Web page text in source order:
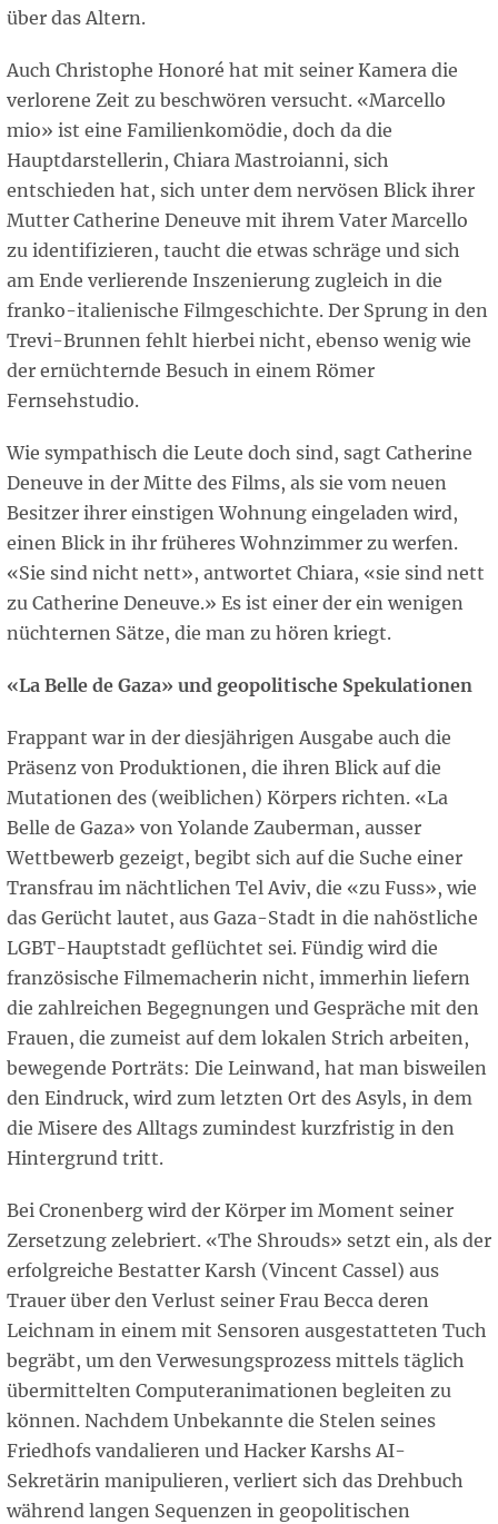
über das Altern.
Auch Christophe Honoré hat mit seiner Kamera die
verlorene Zeit zu beschwören versucht. «Marcello
mio» ist eine Familienkomödie, doch da die
Hauptdarstellerin, Chiara Mastroianni, sich
entschieden hat, sich unter dem nervösen Blick ihrer
Mutter Catherine Deneuve mit ihrem Vater Marcello
zu identifizieren, taucht die etwas schräge und sich
am Ende verlierende Inszenierung zugleich in die
franko-italienische Filmgeschichte. Der Sprung in den
Trevi-Brunnen fehlt hierbei nicht, ebenso wenig wie
der ernüchternde Besuch in einem Römer
Fernsehstudio.
Wie sympathisch die Leute doch sind, sagt Catherine
Deneuve in der Mitte des Films, als sie vom neuen
Besitzer ihrer einstigen Wohnung eingeladen wird,
einen Blick in ihr früheres Wohnzimmer zu werfen.
«Sie sind nicht nett», antwortet Chiara, «sie sind nett
zu Catherine Deneuve.» Es ist einer der ein wenigen
nüchternen Sätze, die man zu hören kriegt.
«La Belle de Gaza» und geopolitische Spekulationen
Frappant war in der diesjährigen Ausgabe auch die
Präsenz von Produktionen, die ihren Blick auf die
Mutationen des (weiblichen) Körpers richten. «La
Belle de Gaza» von Yolande Zauberman, ausser
Wettbewerb gezeigt, begibt sich auf die Suche einer
Transfrau im nächtlichen Tel Aviv, die «zu Fuss», wie
das Gerücht lautet, aus Gaza-Stadt in die nahöstliche
LGBT-Hauptstadt geflüchtet sei. Fündig wird die
französische Filmemacherin nicht, immerhin liefern
die zahlreichen Begegnungen und Gespräche mit den
Frauen, die zumeist auf dem lokalen Strich arbeiten,
bewegende Porträts: Die Leinwand, hat man bisweilen
den Eindruck, wird zum letzten Ort des Asyls, in dem
die Misere des Alltags zumindest kurzfristig in den
Hintergrund tritt.
Bei Cronenberg wird der Körper im Moment seiner
Zersetzung zelebriert. «The Shrouds» setzt ein, als der
erfolgreiche Bestatter Karsh (Vincent Cassel) aus
Trauer über den Verlust seiner Frau Becca deren
Leichnam in einem mit Sensoren ausgestatteten Tuch
begräbt, um den Verwesungsprozess mittels täglich
übermittelten Computeranimationen begleiten zu
können. Nachdem Unbekannte die Stelen seines
Friedhofs vandalieren und Hacker Karshs AI-
Sekretärin manipulieren, verliert sich das Drehbuch
während langen Sequenzen in geopolitischen